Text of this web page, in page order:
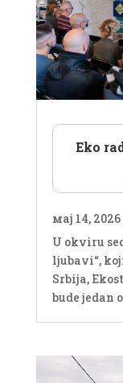
Eko
мај 14, 2026
U okviru
ljubavi“,
Srbija,
bude jedan